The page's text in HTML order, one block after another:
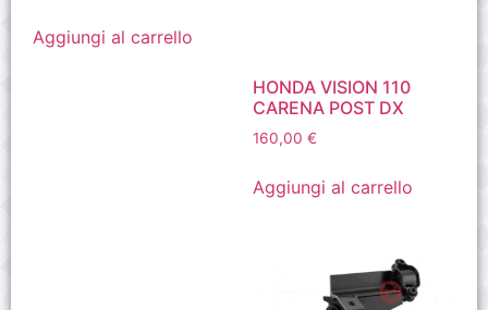
Aggiungi al carrello
HONDA VISION 110
CARENA POST DX
160,00 €
Aggiungi al carrello